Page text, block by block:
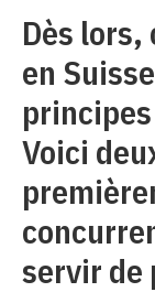
Dès
en
Voici
servir de